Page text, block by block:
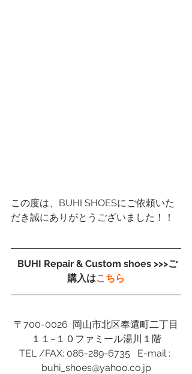
この度は、BUHI SHOESにご依頼いた
だき誠にありがとうございました！！
購入はこちら
〒700-0026  岡山市北区奉還町二丁目
１１−１０ファミール湯川１階
TEL /FAX: 086-289-6735   E-mail :
buhi_shoes@yahoo.co.jp